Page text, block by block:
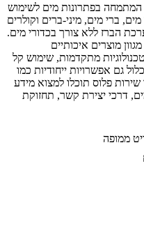
בפתרונות מים לשימוש
ברי מים, מיני-ברים וקולרים
הברז ללא צורך בכדורי מים.
מוצרים איכותיים
מתקדמות, שימוש קל
גם אפשרויות ייחודיות כמו
פלוס תוכלו למצוא מידע
דרכי יצירת קשר, תחזוקת
ממופה